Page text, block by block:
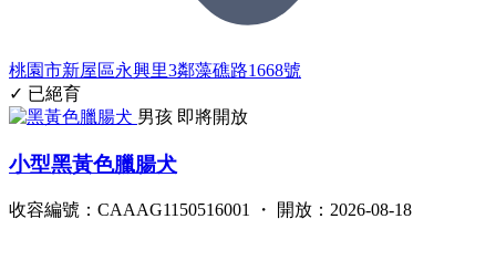
桃園市新屋區永興里3鄰藻礁路1668號
✓ 已絕育
男孩 即將開放
小型黑黃色臘腸犬
收容編號：CAAAG1150516001 ・ 開放：2026-08-18